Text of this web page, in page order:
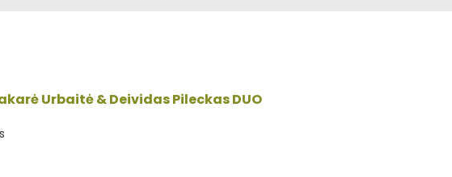
Urbaitė & Deividas Pileckas DUO